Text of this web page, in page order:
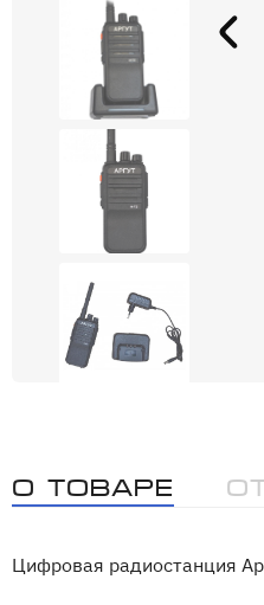
О товаре
Цифровая радиостанция